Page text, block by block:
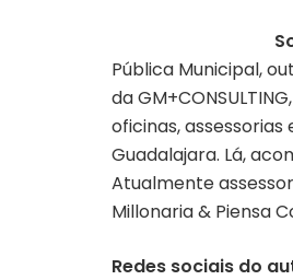
Pública Municipal,
da
oficinas,
Guadalajara. Lá,
Atualmente
Millonaria & Piensa
Redes sociais do